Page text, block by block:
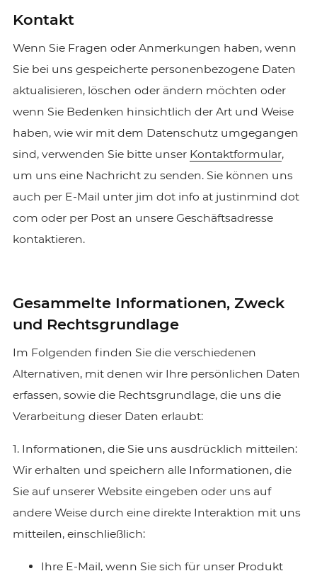
Kontakt
Wenn Sie Fragen oder Anmerkungen haben, wenn
Sie bei uns gespeicherte personenbezogene Daten
aktualisieren, löschen oder ändern möchten oder
wenn Sie Bedenken hinsichtlich der Art und Weise
haben, wie wir mit dem Datenschutz umgegangen
sind, verwenden Sie bitte unser Kontaktformular,
um uns eine Nachricht zu senden. Sie können uns
auch per E-Mail unter jim dot info at justinmind dot
com oder per Post an unsere Geschäftsadresse
kontaktieren.
Gesammelte Informationen, Zweck
und Rechtsgrundlage
Im Folgenden finden Sie die verschiedenen
Alternativen, mit denen wir Ihre persönlichen Daten
erfassen, sowie die Rechtsgrundlage, die uns die
Verarbeitung dieser Daten erlaubt:
1. Informationen, die Sie uns ausdrücklich mitteilen:
Wir erhalten und speichern alle Informationen, die
Sie auf unserer Website eingeben oder uns auf
andere Weise durch eine direkte Interaktion mit uns
mitteilen, einschließlich:
Ihre E-Mail, wenn Sie sich für unser Produkt